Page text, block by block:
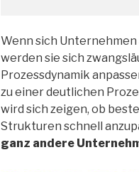
Wenn sich
werden sie sich
Prozessdynamik
zu einer deutlichen
wird sich zeigen, ob
Strukturen schnell
ganz andere